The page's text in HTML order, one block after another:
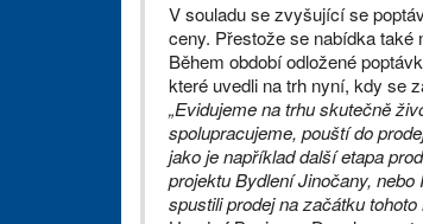
V souladu se zvyšující se
ceny. Přestože se nabídka také
Během období odložené
které uvedli na trh nyní, kdy se
„Evidujeme na trhu skutečně
spolupracujeme, pouští do
jako je například další etapa
projektu Bydlení Jinočany,
spustili prodej na začátku tohoto